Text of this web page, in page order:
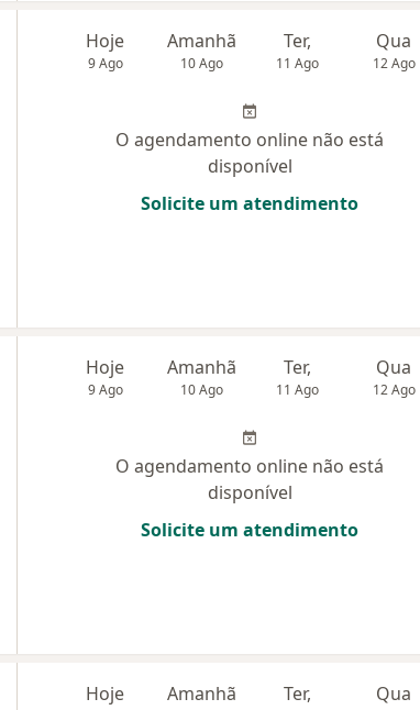
Hoje
9 Ago
Amanhã
10 Ago
Ter,
11 Ago
Qua
12 Ago
O agendamento online não está
disponível
Solicite um atendimento
Hoje
9 Ago
Amanhã
10 Ago
Ter,
11 Ago
Qua
12 Ago
O agendamento online não está
disponível
Solicite um atendimento
Hoje Amanhã Ter, Qua